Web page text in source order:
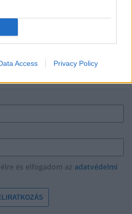
Access Privacy Policy
és elfogadom az adatvédelmi